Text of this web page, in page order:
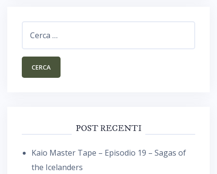
POST RECENTI
Kaio Master Tape – Episodio 19 – Sagas of
the Icelanders